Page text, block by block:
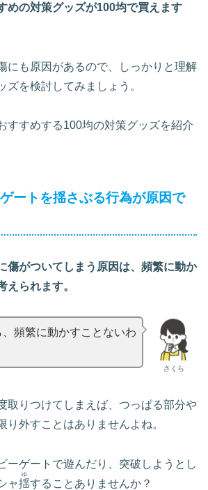
めの対策グッズが100均で買えます
にも原因があるので、しっかりと理解
ズを検討してみましょう。
すすめする100均の対策グッズを紹介
ートを揺さぶる行為が原因で
傷がついてしまう原因は、頻繁に動か
えられます。
さくら
頻繁に動かすことないわ
取りつけてしまえば、つっぱる部分や
り外すことはありませんよね。
ーゲートで遊んだり、突破しようとし
ャ揺
ゆ
することありませんか？